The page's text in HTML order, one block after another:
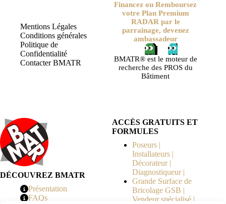
Mentions Légales
Conditions générales
Politique de
Confidentialité
Contacter BMATR
Financez ou Remboursez
votre Plan Premium
RADAR par le
parrainage, devenez
ambassadeur
BMATR® est le moteur de
recherche des PROS du
Bâtiment
DÉCOUVREZ BMATR
Présentation
FAQs
ACCÈS GRATUITS ET
FORMULES
Poseurs |
Installateurs |
Décorateur |
Diagnostiqueur |
Grande Surface de
Bricolage GSB |
Vendeur spécialisé |